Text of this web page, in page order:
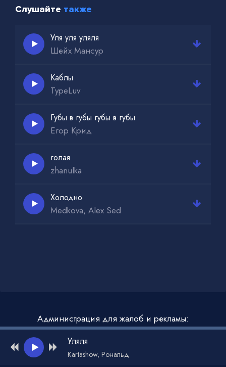
Слушайте также
Уля уля уляля
Шейх Мансур
Каблы
TypeLuv
Губы в губы губы в губы
Егор Крид
голая
zhanulka
Холодно
Medkova, Alex Sed
Администрация для жалоб и рекламы:
admin@muzdark.net
Уляля
Kartashow, Рональд